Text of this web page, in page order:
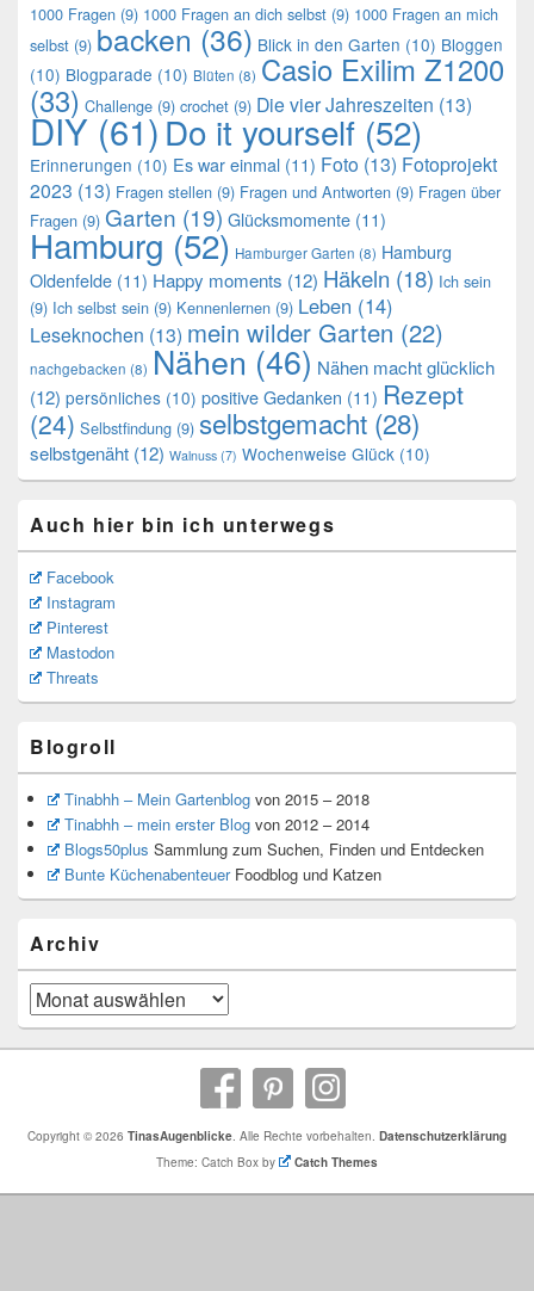
1000 Fragen (9) 1000 Fragen an dich selbst (9) 1000 Fragen an mich
selbst (9) backen (36) Blick in den Garten (10) Bloggen
(10) Blogparade (10) Blüten (8) Casio Exilim Z1200
(33) Challenge (9) crochet (9) Die vier Jahreszeiten (13)
DIY (61)Do it yourself (52)
Erinnerungen (10) Es war einmal (11) Foto (13) Fotoprojekt
2023 (13) Fragen stellen (9) Fragen und Antworten (9) Fragen über
Fragen (9) Garten (19) Glücksmomente (11)
Hamburg (52) Hamburger Garten (8) Hamburg
Oldenfelde (11) Happy moments (12) Häkeln (18) Ich sein
(9) Ich selbst sein (9) Kennenlernen (9) Leben (14)
Leseknochen (13) mein wilder Garten (22)
nachgebacken (8) Nähen (46) Nähen macht glücklich
(12) persönliches (10) positive Gedanken (11) Rezept
(24) Selbstfindung (9) selbstgemacht (28)
selbstgenäht (12) Walnuss (7) Wochenweise Glück (10)
Auch hier bin ich unterwegs
Facebook
Instagram
Pinterest
Mastodon
Threats
Blogroll
Tinabhh – Mein Gartenblogvon 2015 – 2018
Tinabhh – mein erster Blogvon 2012 – 2014
Blogs50plus Sammlung zum Suchen, Finden und Entdecken
Bunte KüchenabenteuerFoodblog und Katzen
Archiv
Archiv
Copyright © 2026 TinasAugenblicke . Alle Rechte vorbehalten. Datenschutzerklärung
Theme: Catch Box by
Catch Themes